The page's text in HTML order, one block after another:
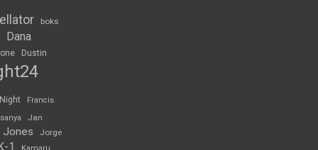
boks
Dana
Dustin
Francis
Jan
Jones Jorge
1